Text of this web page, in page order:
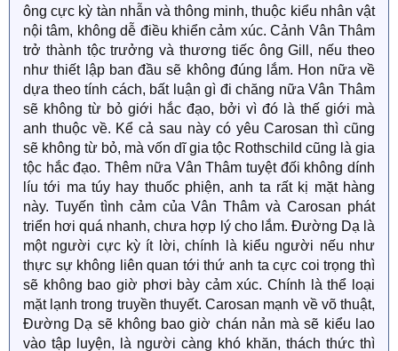
Cháu không biết tiếng Trung nhưng cháu đã đọc bản
convert và các bản beta của nhiều người quả là có sự
khác biệt.
Nhưng chỉ cần đọc được cả hai loại edit này thì thấy
được sự khác biệt của văn phong là không tạo ảnh
hưởng lớn lắm về mặt nội dung truyện không lắm
truyện có thay đổi lớn mà hay hơn.
Bác cảm thấy cháu chưa đọc truyện fanfic mà "chỉ
trích" bác thì cháu không có ý gì xúc phạm ạ, bởi như
cháu giải thích thì cháu không nói về vấn đề nội dung
fanfic.
Nếu bác thấy cháu không đọc truyện mà "góp ý" thì
cháu vẫn chưa nhận được câu trả lời của bác về phản
ánh về thái độ gay gắt của bác đối với bạn ấy ạ và có
thật là bác cảm thấy truyện nguyên tác có gì đáng chê
ông cực kỳ tàn nhẫn và thông minh, thuộc kiểu nhân vật
nội tâm, không dễ điều khiển cảm xúc. Cảnh Vân Thâm
trở thành tộc trưởng và thương tiếc ông Gill, nếu theo
như thiết lập ban đầu sẽ không đúng lắm. Hon nữa về
dựa theo tính cách, bất luận gì đi chăng nữa Vân Thâm
sẽ không từ bỏ giới hắc đạo, bởi vì đó là thế giới mà
anh thuộc về. Kể cả sau này có yêu Carosan thì cũng
sẽ không từ bỏ, mà vốn dĩ gia tộc Rothschild cũng là gia
tộc hắc đạo. Thêm nữa Vân Thâm tuyệt đối không dính
líu tới ma túy hay thuốc phiện, anh ta rất kị mặt hàng
này. Tuyến tình cảm của Vân Thâm và Carosan phát
triển hơi quá nhanh, chưa hợp lý cho lắm. Đường Dạ là
một người cực kỳ ít lời, chính là kiểu người nếu như
thực sự không liên quan tới thứ anh ta cực coi trọng thì
sẽ không bao giờ phơi bày cảm xúc. Chính là thể loại
mặt lạnh trong truyền thuyết. Carosan mạnh về võ thuật,
Đường Dạ sẽ không bao giờ chán nản mà sẽ kiểu lao
vào tập luyện, là người càng khó khăn, thách thức thì